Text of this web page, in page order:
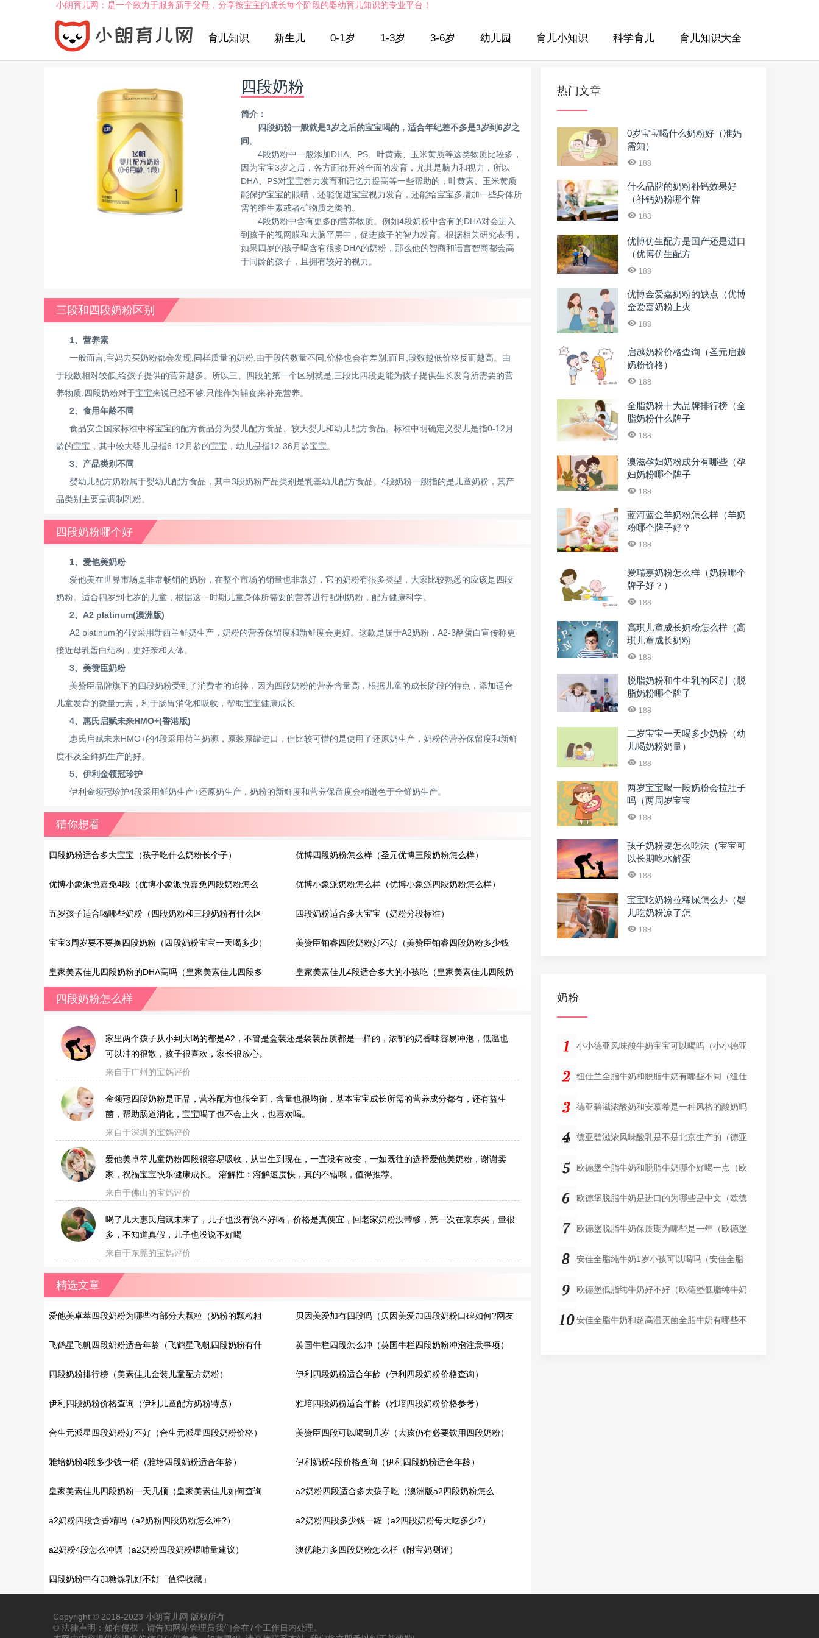
小朗育儿网：是一个致力于服务新手父母，分享按宝宝的成长每个阶段的婴幼育儿知识的专业平台！
育儿知识 新生儿 0-1岁 1-3岁 3-6岁 幼儿园 育儿小知识 科学育儿 育儿知识大全
四段奶粉
简介：
四段奶粉一般就是3岁之后的宝宝喝的，适合年纪差不多是3岁到6岁之
间。
4段奶粉中一般添加DHA、PS、叶黄素、玉米黄质等这类物质比较多，
因为宝宝3岁之后，各方面都开始全面的发育，尤其是脑力和视力，所以
DHA、PS对宝宝智力发育和记忆力提高等一些帮助的，叶黄素、玉米黄质
能保护宝宝的眼睛，还能促进宝宝视力发育，还能给宝宝多增加一些身体所
需的维生素或者矿物质之类的。
4段奶粉中含有更多的营养物质。例如4段奶粉中含有的DHA对会进入
到孩子的视网膜和大脑平层中，促进孩子的智力发育。根据相关研究表明，
如果四岁的孩子喝含有很多DHA的奶粉，那么他的智商和语言智商都会高
于同龄的孩子，且拥有较好的视力。
三段和四段奶粉区别
1、营养素
一般而言,宝妈去买奶粉都会发现,同样质量的奶粉,由于段的数量不同,价格也会有差别,而且,段数越低价格反而越高。由
于段数相对较低,给孩子提供的营养越多。所以三、四段的第一个区别就是,三段比四段更能为孩子提供生长发育所需要的营
养物质,四段奶粉对于宝宝来说已经不够,只能作为辅食来补充营养。
2、食用年龄不同
食品安全国家标准中将宝宝的配方食品分为婴儿配方食品、较大婴儿和幼儿配方食品。标准中明确定义婴儿是指0-12月
龄的宝宝，其中较大婴儿是指6-12月龄的宝宝，幼儿是指12-36月龄宝宝。
3、产品类别不同
婴幼儿配方奶粉属于婴幼儿配方食品，其中3段奶粉产品类别是乳基幼儿配方食品。4段奶粉一般指的是儿童奶粉，其产
品类别主要是调制乳粉。
四段奶粉哪个好
1、爱他美奶粉
爱他美在世界市场是非常畅销的奶粉，在整个市场的销量也非常好，它的奶粉有很多类型，大家比较熟悉的应该是四段
奶粉。适合四岁到七岁的儿童，根据这一时期儿童身体所需要的营养进行配制奶粉，配方健康科学。
2、A2 platinum(澳洲版)
A2 platinum的4段采用新西兰鲜奶生产，奶粉的营养保留度和新鲜度会更好。这款是属于A2奶粉，A2-β酪蛋白宣传称更
接近母乳蛋白结构，更好亲和人体。
3、美赞臣奶粉
美赞臣品牌旗下的四段奶粉受到了消费者的追捧，因为四段奶粉的营养含量高，根据儿童的成长阶段的特点，添加适合
儿童发育的微量元素，利于肠胃消化和吸收，帮助宝宝健康成长
4、惠氏启赋未来HMO+(香港版)
惠氏启赋未来HMO+的4段采用荷兰奶源，原装原罐进口，但比较可惜的是使用了还原奶生产，奶粉的营养保留度和新鲜
度不及全鲜奶生产的好。
5、伊利金领冠珍护
伊利金领冠珍护4段采用鲜奶生产+还原奶生产，奶粉的新鲜度和营养保留度会稍逊色于全鲜奶生产。
猜你想看
四段奶粉适合多大宝宝（孩子吃什么奶粉长个子） 优博四段奶粉怎么样（圣元优博三段奶粉怎么样）
优博小象派悦嘉免4段（优博小象派悦嘉免四段奶粉怎么
样）
优博小象派奶粉怎么样（优博小象派四段奶粉怎么样）
五岁孩子适合喝哪些奶粉（四段奶粉和三段奶粉有什么区
别）
四段奶粉适合多大宝宝（奶粉分段标准）
宝宝3周岁要不要换四段奶粉（四段奶粉宝宝一天喝多少） 美赞臣铂睿四段奶粉好不好（美赞臣铂睿四段奶粉多少钱
一罐?）
皇家美素佳儿四段奶粉的DHA高吗（皇家美素佳儿四段多
少钱一罐?）
皇家美素佳儿4段适合多大的小孩吃（皇家美素佳儿四段奶
四段奶粉怎么样
家里两个孩子从小到大喝的都是A2，不管是盒装还是袋装品质都是一样的，浓郁的奶香味容易冲泡，低温也
可以冲的很散，孩子很喜欢，家长很放心。
来自于广州的宝妈评价
金领冠四段奶粉是正品，营养配方也很全面，含量也很均衡，基本宝宝成长所需的营养成分都有，还有益生
菌，帮助肠道消化，宝宝喝了也不会上火，也喜欢喝。
来自于深圳的宝妈评价
爱他美卓萃儿童奶粉四段很容易吸收，从出生到现在，一直没有改变，一如既往的选择爱他美奶粉，谢谢卖
家，祝福宝宝快乐健康成长。 溶解性：溶解速度快，真的不错哦，值得推荐。
来自于佛山的宝妈评价
喝了几天惠氏启赋未来了，儿子也没有说不好喝，价格是真便宜，回老家奶粉没带够，第一次在京东买，量很
多，不知道真假，儿子也没说不好喝
来自于东莞的宝妈评价
精选文章
爱他美卓萃四段奶粉为哪些有部分大颗粒（奶粉的颗粒粗
细和质量有关吗?）
贝因美爱加有四段吗（贝因美爱加四段奶粉口碑如何?网友
评价）
飞鹤星飞帆四段奶粉适合年龄（飞鹤星飞帆四段奶粉有什
么配方特点?）
英国牛栏四段怎么冲（英国牛栏四段奶粉冲泡注意事项）
四段奶粉排行榜（美素佳儿金装儿童配方奶粉） 伊利四段奶粉适合年龄（伊利四段奶粉价格查询）
伊利四段奶粉价格查询（伊利儿童配方奶粉特点） 雅培四段奶粉适合年龄（雅培四段奶粉价格参考）
合生元派星四段奶粉好不好（合生元派星四段奶粉价格） 美赞臣四段可以喝到几岁（大孩仍有必要饮用四段奶粉）
雅培奶粉4段多少钱一桶（雅培四段奶粉适合年龄） 伊利奶粉4段价格查询（伊利四段奶粉适合年龄）
皇家美素佳儿四段奶粉一天几顿（皇家美素佳儿如何查询
真伪?）
a2奶粉四段适合多大孩子吃（澳洲版a2四段奶粉怎么
样?）
a2奶粉四段含香精吗（a2奶粉四段奶粉怎么冲?） a2奶粉四段多少钱一罐（a2四段奶粉每天吃多少?）
a2奶粉4段怎么冲调​（a2奶粉四段奶粉喂哺量建议） 澳优能力多四段奶粉怎么样（附宝妈测评）
四段奶粉中有加糖炼乳好不好「值得收藏」
热门文章
0岁宝宝喝什么奶粉好（准妈
需知）
188
什么品牌的奶粉补钙效果好
（补钙奶粉哪个牌
188
优博仿生配方是国产还是进口
（优博仿生配方
188
优博金爱嘉奶粉的缺点（优博
金爱嘉奶粉上火
188
启越奶粉价格查询（圣元启越
奶粉价格）
188
全脂奶粉十大品牌排行榜（全
脂奶粉什么牌子
188
澳滋孕妇奶粉成分有哪些（孕
妇奶粉哪个牌子
188
蓝河蓝金羊奶粉怎么样（羊奶
粉哪个牌子好？
188
爱瑞嘉奶粉怎么样（奶粉哪个
牌子好？）
188
高琪儿童成长奶粉怎么样（高
琪儿童成长奶粉
188
脱脂奶粉和牛生乳的区别（脱
脂奶粉哪个牌子
188
二岁宝宝一天喝多少奶粉（幼
儿喝奶粉奶量）
188
两岁宝宝喝一段奶粉会拉肚子
吗（两周岁宝宝
188
孩子奶粉要怎么吃法（宝宝可
以长期吃水解蛋
188
宝宝吃奶粉拉稀屎怎么办（婴
儿吃奶粉凉了怎
188
奶粉
小小德亚风味酸牛奶宝宝可以喝吗（小小德亚
纽仕兰全脂牛奶和脱脂牛奶有哪些不同（纽仕
德亚碧滋浓酸奶和安慕希是一种风格的酸奶吗
德亚碧滋浓风味酸乳是不是北京生产的（德亚
欧德堡全脂牛奶和脱脂牛奶哪个好喝一点（欧
欧德堡脱脂牛奶是进口的为哪些是中文（欧德
欧德堡脱脂牛奶保质期为哪些是一年（欧德堡
安佳全脂纯牛奶1岁小孩可以喝吗（安佳全脂
欧德堡低脂纯牛奶好不好（欧德堡低脂纯牛奶
安佳全脂牛奶和超高温灭菌全脂牛奶有哪些不
Copyright © 2018-2023 小朗育儿网 版权所有
© 法律声明：如有侵权，请告知网站管理员我们会在7个工作日内处理。